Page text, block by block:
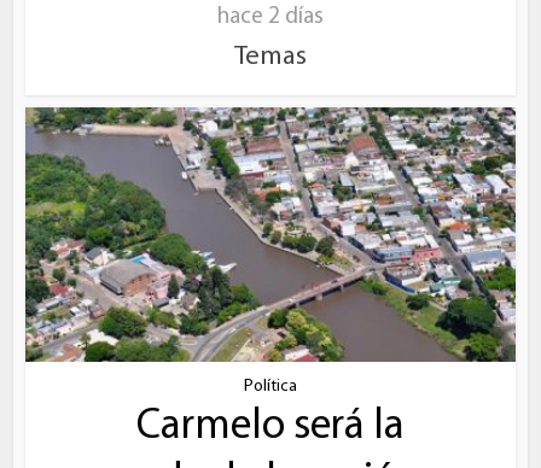
hace 2 días
Temas
Política
Carmelo será la